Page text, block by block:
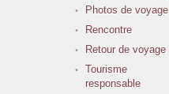
Photos de voyage
Rencontre
Retour de voyage
Tourisme
responsable